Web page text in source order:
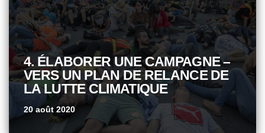
4. ÉLABORER UNE CAMPAGNE –
VERS UN PLAN DE RELANCE DE
LA LUTTE CLIMATIQUE
20 août 2020